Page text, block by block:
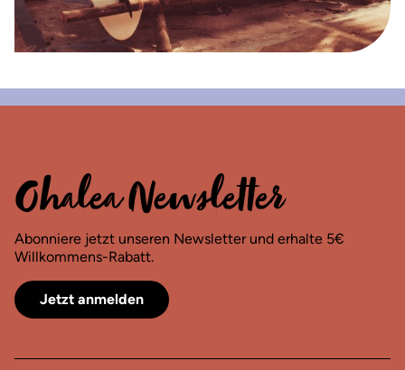
Ohalea Newsletter
Abonniere jetzt unseren Newsletter und erhalte 5€
Willkommens-Rabatt.
Jetzt anmelden